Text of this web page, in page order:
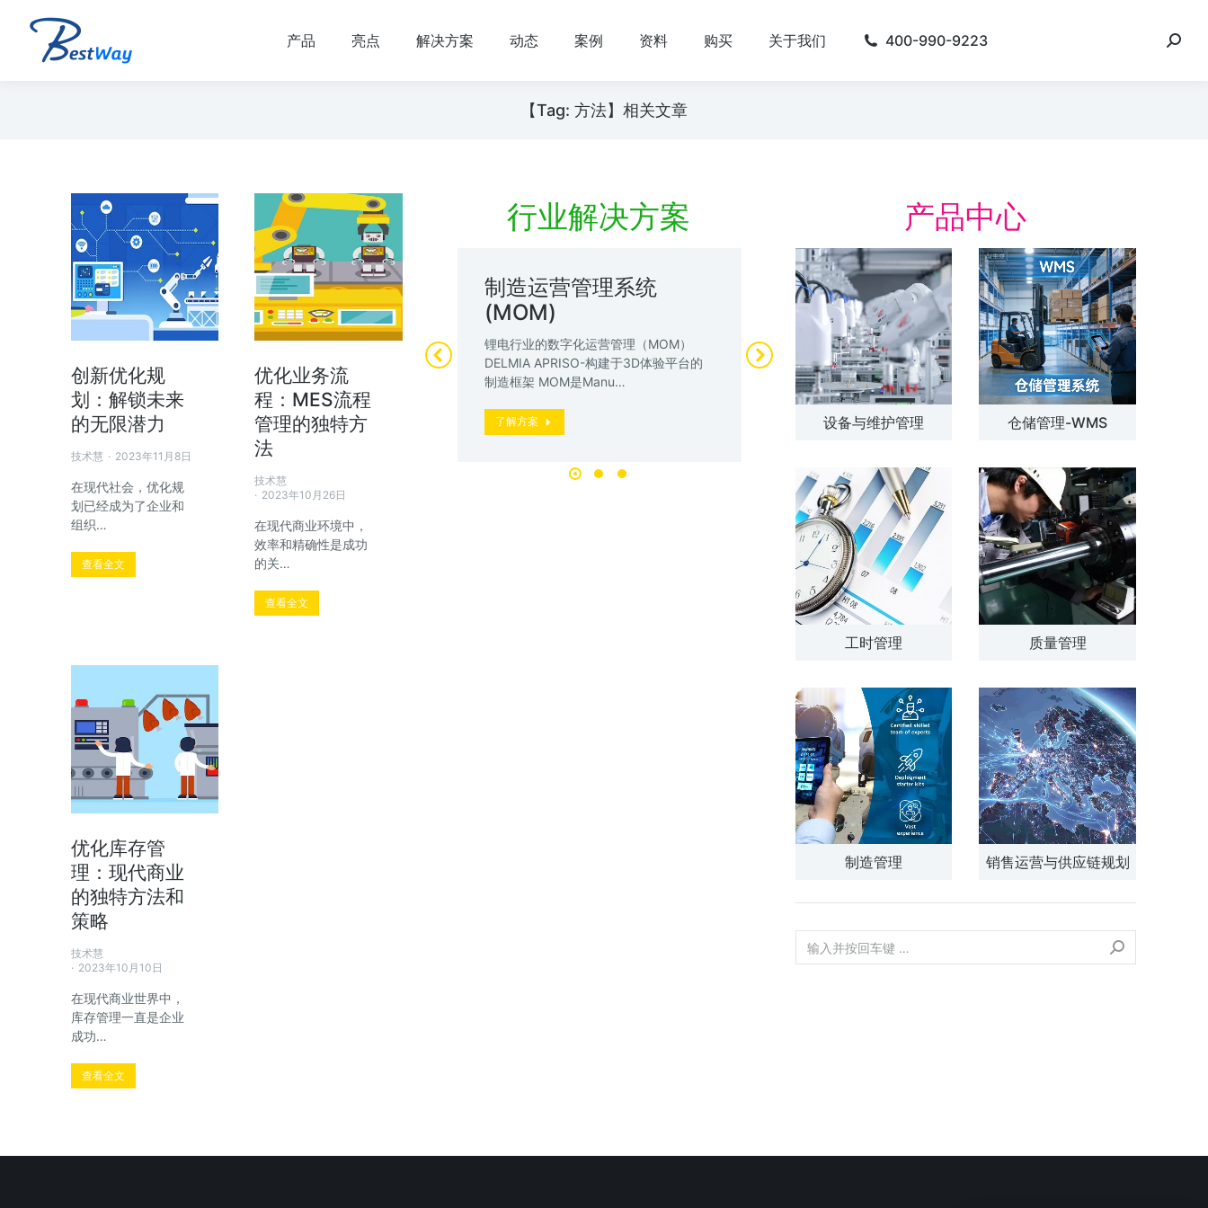
产品 亮点 解决方案 动态 案例 资料 购买 关于我们 400-990-9223
【Tag: 方法】相关文章
创新优化规
划：解锁未来
的无限潜力
技术慧 2023年11月8日
在现代社会，优化规
划已经成为了企业和
组织…
查看全文
优化业务流
程：MES流程
管理的独特方
法
技术慧
2023年10月26日
在现代商业环境中，
效率和精确性是成功
的关…
查看全文
优化库存管
理：现代商业
的独特方法和
策略
技术慧
2023年10月10日
在现代商业世界中，
库存管理一直是企业
成功…
查看全文
行业解决方案
字化运营
管理（MOM） 行
、高可靠性、高安
本、交期、合规…
数字化精益管理解决方
案
数字化精益管理 建设基于“虚拟数字化工
厂” 的数字化制造体系 实时，在线，互
动。 简化会议准备。 人员主动参与…
制造运营管理系统
(MOM)
锂电行业的数字化运营管理（MOM）
DELMIA APRISO-构建于3D体验平台的
制造框架 MOM是Manu…
了解方案
锂电行业的数字化运营
管理（MOM）
锂电行业的数字化运营管理（MOM） 行
业挑战 如何提供高性能、高可靠性、高安
全性的鲤电池，满足成本、交期、合规…
了解方案
数字化精益
案
数字化精益管理 建设
厂” 的数字化制造体系
动。 简化会议准备。
了解方案
产品中心
设备与维护管理 仓储管理-WMS
工时管理 质量管理
制造管理 销售运营与供应链规划